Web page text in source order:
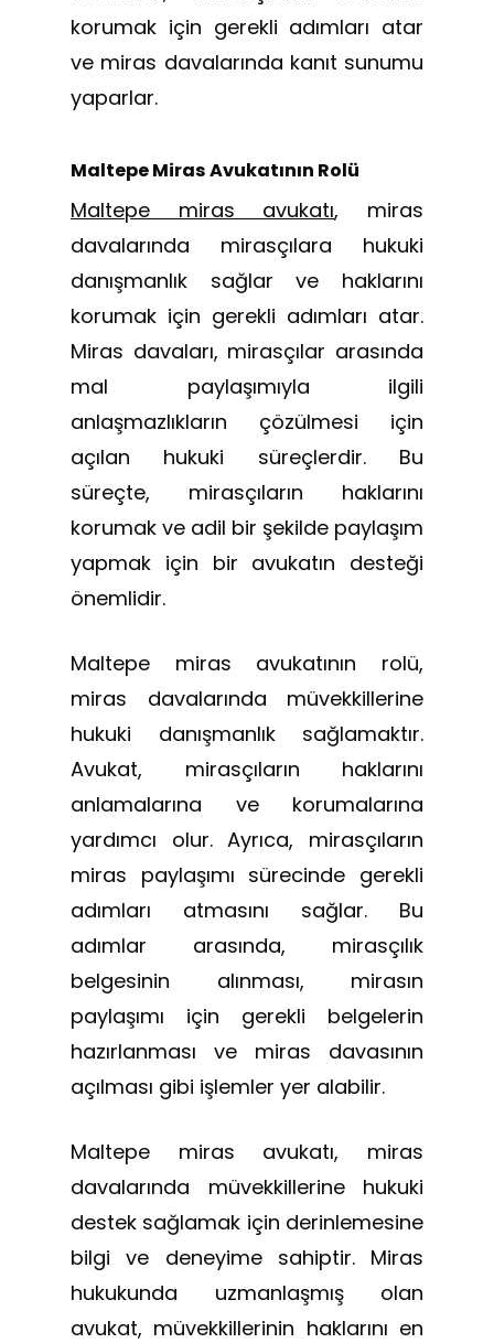
korumak için gerekli adımları atar
ve miras davalarında kanıt sunumu
yaparlar.
Maltepe Miras Avukatının Rolü
Maltepe miras avukatı, miras
davalarında mirasçılara hukuki
danışmanlık sağlar ve haklarını
korumak için gerekli adımları atar.
Miras davaları, mirasçılar arasında
mal paylaşımıyla ilgili
anlaşmazlıkların çözülmesi için
açılan hukuki süreçlerdir. Bu
süreçte, mirasçıların haklarını
korumak ve adil bir şekilde paylaşım
yapmak için bir avukatın desteği
önemlidir.
Maltepe miras avukatının rolü,
miras davalarında müvekkillerine
hukuki danışmanlık sağlamaktır.
Avukat, mirasçıların haklarını
anlamalarına ve korumalarına
yardımcı olur. Ayrıca, mirasçıların
miras paylaşımı sürecinde gerekli
adımları atmasını sağlar. Bu
adımlar arasında, mirasçılık
belgesinin alınması, mirasın
paylaşımı için gerekli belgelerin
hazırlanması ve miras davasının
açılması gibi işlemler yer alabilir.
Maltepe miras avukatı, miras
davalarında müvekkillerine hukuki
destek sağlamak için derinlemesine
bilgi ve deneyime sahiptir. Miras
hukukunda uzmanlaşmış olan
avukat, müvekkillerinin haklarını en